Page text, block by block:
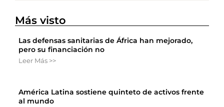
Más visto
Las defensas sanitarias de África han mejorado,
pero su financiación no
Leer Más >>
América Latina sostiene quinteto de activos frente
al mundo